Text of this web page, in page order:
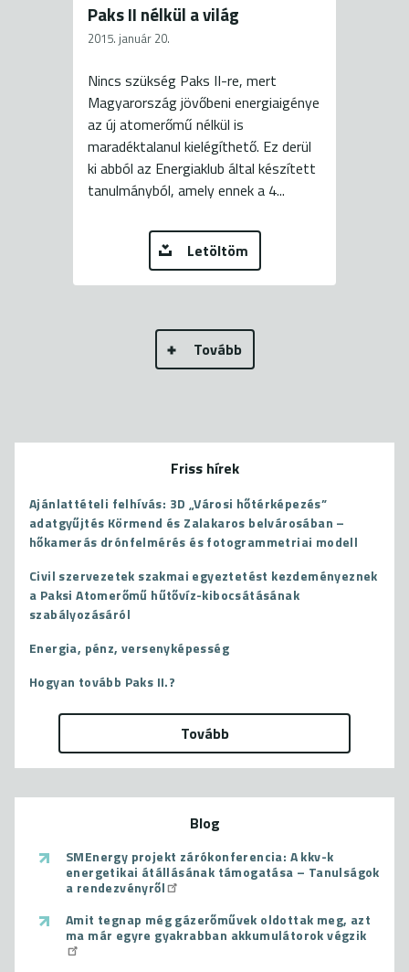
Paks II nélkül a világ
2015. január 20.
Nincs szükség Paks II-re, mert
Magyarország jövőbeni energiaigénye
az új atomerőmű nélkül is
maradéktalanul kielégíthető. Ez derül
ki abból az Energiaklub által készített
tanulmányból, amely ennek a 4...
Letöltöm
Tovább
Friss hírek
Ajánlattételi felhívás: 3D „Városi hőtérképezés”
adatgyűjtés Körmend és Zalakaros belvárosában –
hőkamerás drónfelmérés és fotogrammetriai modell
Civil szervezetek szakmai egyeztetést kezdeményeznek
a Paksi Atomerőmű hűtővíz-kibocsátásának
szabályozásáról
Energia, pénz, versenyképesség
Hogyan tovább Paks II.?
Tovább
Blog
SMEnergy projekt zárókonferencia: A kkv-k
energetikai átállásának támogatása – Tanulságok
a rendezvényről
Amit tegnap még gázerőművek oldottak meg, azt
ma már egyre gyakrabban akkumulátorok végzik